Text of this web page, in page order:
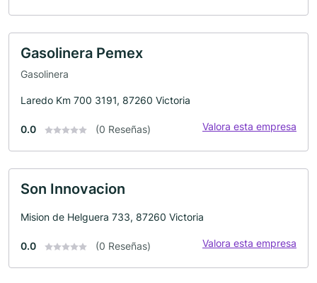
Gasolinera Pemex
Gasolinera
Laredo Km 700 3191, 87260 Victoria
0.0 (0 Reseñas) Valora esta empresa
Son Innovacion
Mision de Helguera 733, 87260 Victoria
0.0 (0 Reseñas) Valora esta empresa